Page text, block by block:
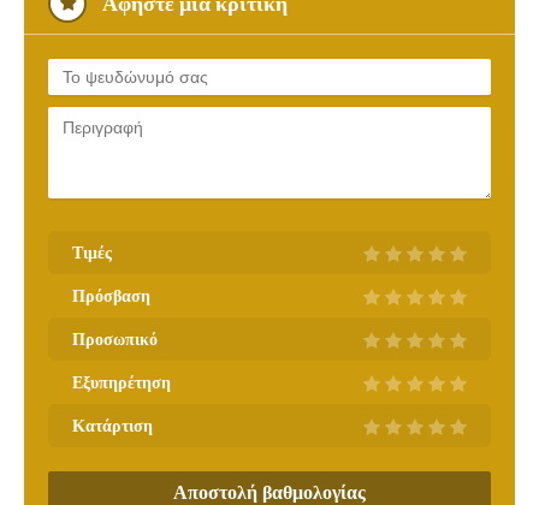
Τιμές
Πρόσβαση
Προσωπικό
Εξυπηρέτηση
Κατάρτιση
Αποστολή βαθμολογίας